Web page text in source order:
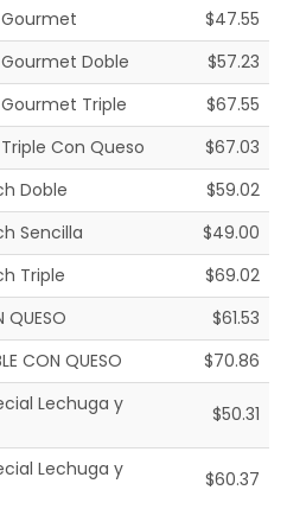
$47.55
Doble
$57.23
Triple
$67.55
Con Queso
$67.03
Doble
$59.02
Sencilla
$49.00
Triple
$69.02
QUESO
$61.53
CON QUESO
$70.86
Lechuga y
$50.31
Lechuga y
$60.37